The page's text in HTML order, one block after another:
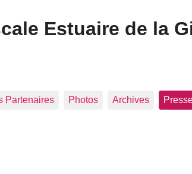
Estuaire de la
Partenaires Photos Archives